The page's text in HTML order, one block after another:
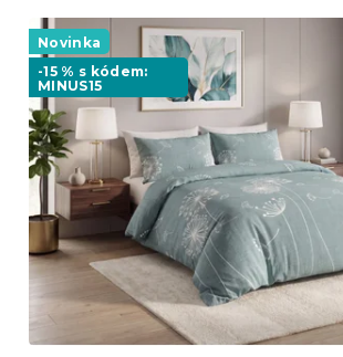
Novinka
-15 % s kódem:
MINUS15